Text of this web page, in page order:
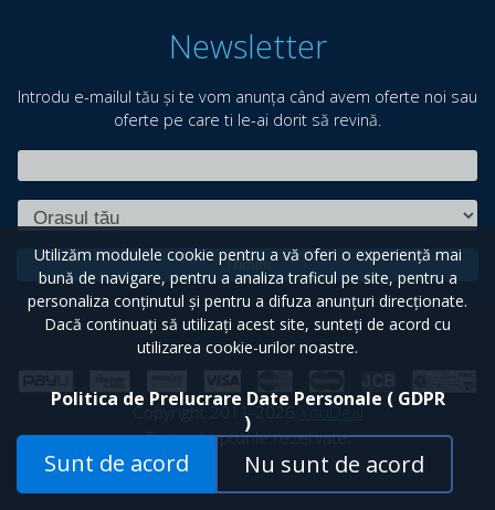
Filtrează
Newsletter
Introdu e-mailul tău și te vom anunța când avem oferte noi sau
oferte pe care ti le-ai dorit să revină.
Trimite
Copyright 2011-2026 YouDeal
Toate drepturile rezervate.
Utilizăm modulele cookie pentru a vă oferi o experiență mai
bună de navigare, pentru a analiza traficul pe site, pentru a
personaliza conținutul și pentru a difuza anunțuri direcționate.
Dacă continuați să utilizați acest site, sunteți de acord cu
utilizarea cookie-urilor noastre.
Politica de Prelucrare Date Personale ( GDPR
)
Sunt de acord Nu sunt de acord